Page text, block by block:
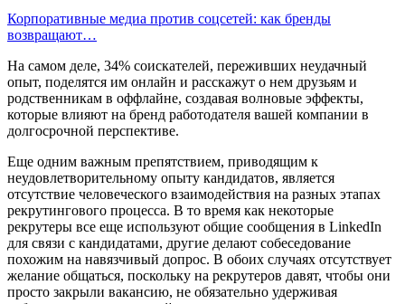
Корпоративные медиа против соцсетей: как бренды
возвращают…
На самом деле, 34% соискателей, переживших неудачный
опыт, поделятся им онлайн и расскажут о нем друзьям и
родственникам в оффлайне, создавая волновые эффекты,
которые влияют на бренд работодателя вашей компании в
долгосрочной перспективе.
Еще одним важным препятствием, приводящим к
неудовлетворительному опыту кандидатов, является
отсутствие человеческого взаимодействия на разных этапах
рекрутингового процесса. В то время как некоторые
рекрутеры все еще используют общие сообщения в LinkedIn
для связи с кандидатами, другие делают собеседование
похожим на навязчивый допрос. В обоих случаях отсутствует
желание общаться, поскольку на рекрутеров давят, чтобы они
просто закрыли вакансию, не обязательно удерживая